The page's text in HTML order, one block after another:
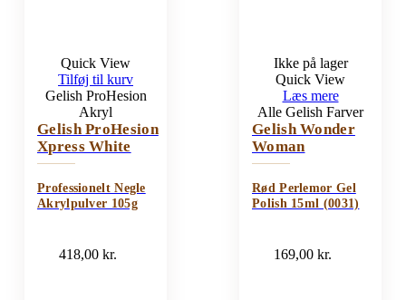
Quick View
Tilføj til kurv
Gelish ProHesion
Akryl
Gelish ProHesion
Xpress White
Professionelt Negle
Akrylpulver 105g
418,00kr.
Ikke på lager
Quick View
Læs mere
Alle Gelish Farver
Gelish Wonder
Woman
Rød Perlemor Gel
Polish 15ml (0031)
169,00kr.